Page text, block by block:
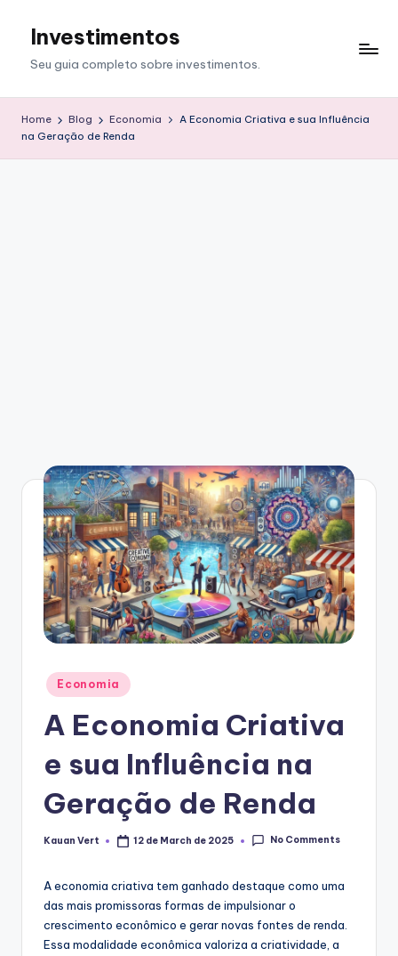
Investimentos
Seu guia completo sobre investimentos.
Home Blog Economia
A Economia Criativa e sua Influência
na Geração de Renda
Posted
in
Economia
A Economia Criativa
e sua Influência na
Geração de Renda
Posted
Kauan Vert 12 de March de 2025 No Comments
A economia criativa tem ganhado destaque como uma
das mais promissoras formas de impulsionar o
crescimento econômico e gerar novas fontes de renda.
Essa modalidade econômica valoriza a criatividade, a